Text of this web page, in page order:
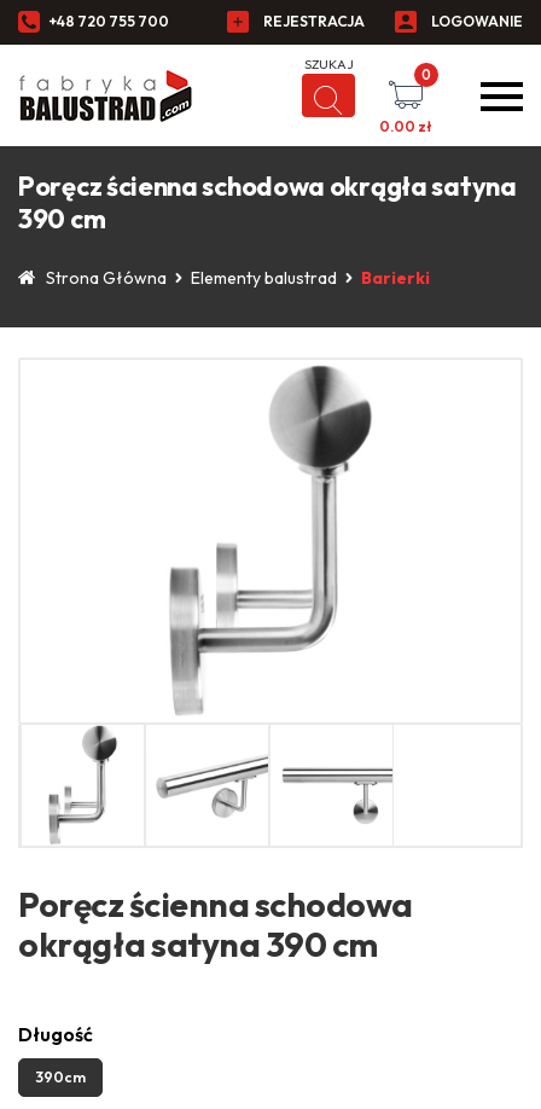
+48 720 755 700 REJESTRACJA LOGOWANIE
0
0.00 zł
Poręcz ścienna schodowa okrągła satyna
390 cm
Strona Główna Elementy balustrad Barierki
Poręcz ścienna schodowa
okrągła satyna 390 cm
Długość
390cm